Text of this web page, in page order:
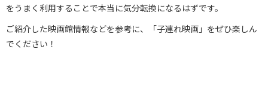
をうまく利用することで本当に気分転換になるはずです。
ご紹介した映画館情報などを参考に、「子連れ映画」をぜひ楽しん
でください！